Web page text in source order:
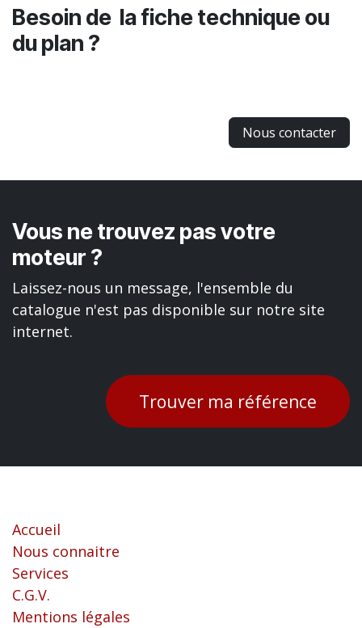
Besoin de la fiche technique ou
du plan ?
Nous contacter
Vous ne trouvez pas votre
moteur ?
Laissez-nous un message, l'ensemble du
catalogue n'est pas disponible sur notre site
internet.
Trouver ma référence
Accueil
Nous connaitre
Services
C.G.V.
Mentions légales